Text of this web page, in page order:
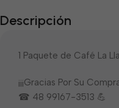
Descripción
1 Paquete de Café La
¡¡¡Gracias Por Su
☎ 48 99167-3513 💪